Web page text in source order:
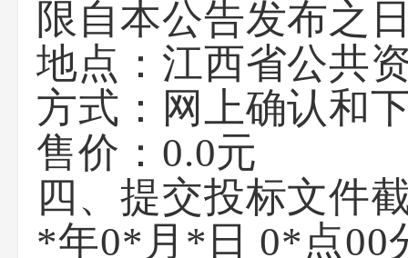
限自本公告发布之
地点：江西省公共
方式：网上确认和
售价：0.0元
四、提交投标文件
*年0*月*日 0*点00